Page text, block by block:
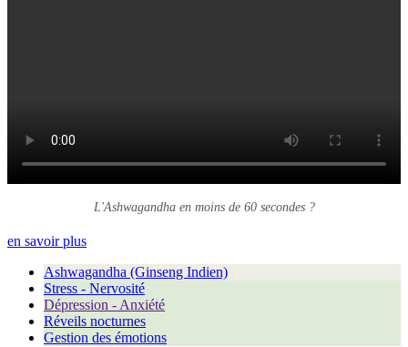
L'Ashwagandha en moins de 60 secondes ?
en savoir plus
Ashwagandha (Ginseng Indien)
Stress - Nervosité
Dépression - Anxiété
Réveils nocturnes
Gestion des émotions